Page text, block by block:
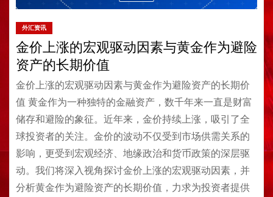
外汇资讯
金价上涨的宏观驱动因素与黄金作为避险
资产的长期价值
金价上涨的宏观驱动因素与黄金作为避险资产的长期价
值 黄金作为一种独特的金融资产，数千年来一直是财富
储存和避险的象征。近年来，金价持续上涨，吸引了全
球投资者的关注。金价的波动不仅受到市场供需关系的
影响，更受到宏观经济、地缘政治和货币政策的深层驱
动。我们将深入视角探讨金价上涨的宏观驱动因素，并
分析黄金作为避险资产的长期价值，力求为投资者提供